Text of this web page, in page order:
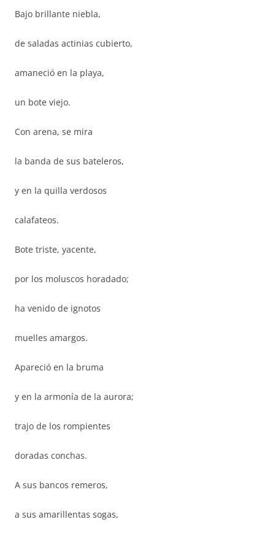
Bajo brillante niebla,
de saladas actinias cubierto,
amaneció en la playa,
un bote viejo.
Con arena, se mira
la banda de sus bateleros,
y en la quilla verdosos
calafateos.
Bote triste, yacente,
por los moluscos horadado;
ha venido de ignotos
muelles amargos.
Apareció en la bruma
y en la armonía de la aurora;
trajo de los rompientes
doradas conchas.
A sus bancos remeros,
a sus amarillentas sogas,